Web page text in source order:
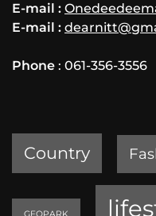
E-mail :
E-mail :
Phone : 061-356-3556
Country